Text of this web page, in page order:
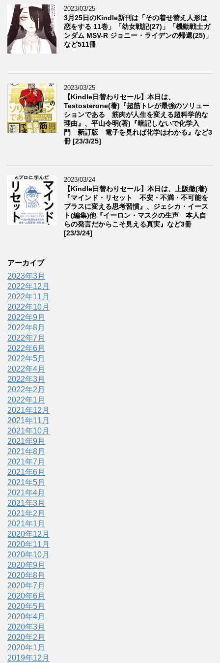
2023/03/25
3月25日のKindle新刊は「その着せ替え人形は
恋をする 11巻」「幼女戦記(27)」「機動戦士ガ
ンダム MSV-R ジョニー・ライデンの帰還(25)」
など511冊
2023/03/25
【Kindle日替わりセール】本日は、
Testosterone(著)『超筋トレが最強のソリュー
ションである 筋肉が人生を変える超科学的な
理由』、平山令明(著)『暗記しないで化学入
門 新訂版 電子を見れば化学はわかる』など3
冊 [23/3/25]
2023/03/24
【Kindle日替わりセール】本日は、上阪徹(著)
『マインド・リセット 不安・不満・不可能を
プラスに変える思考習慣』、ジェシカ・イース
ト(編集)他『イーロン・マスクの生声 本人自
らの発言だからこそ見える真実』など3冊
[23/3/24]
アーカイブ
2023年3月
2022年12月
2022年11月
2022年10月
2022年9月
2022年8月
2022年7月
2022年6月
2022年5月
2022年4月
2022年3月
2022年2月
2022年1月
2021年12月
2021年11月
2021年10月
2021年9月
2021年8月
2021年7月
2021年6月
2021年5月
2021年4月
2021年3月
2021年2月
2021年1月
2020年12月
2020年11月
2020年10月
2020年9月
2020年8月
2020年7月
2020年6月
2020年5月
2020年4月
2020年3月
2020年2月
2020年1月
2019年12月